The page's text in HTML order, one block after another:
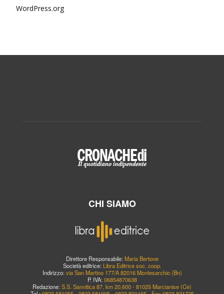
WordPress.org
CHI SIAMO
Direttore Responsabile: Maria Bertone
Società editrice: Libra Editrice soc. coop.
Indirizzo: via San Martino 177/A 82016 Montesarchio (Bn)
P. IVA: 06854870638
Redazione: S.S. Sannitica 87, km 20,600 - 81025 Marcianise (Ce)